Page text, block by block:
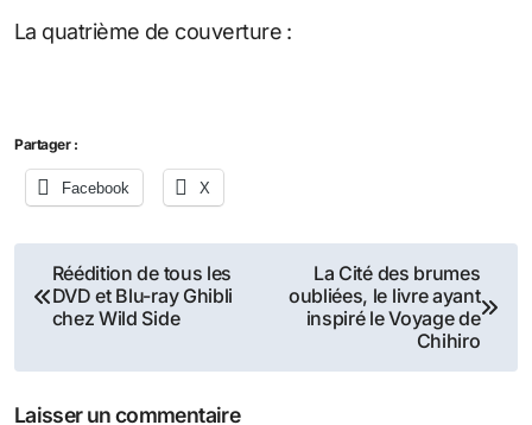
La quatrième de couverture :
Partager :
Facebook X
Navigation
de
l’article
Réédition de tous les
DVD et Blu-ray Ghibli
chez Wild Side
La Cité des brumes
oubliées, le livre ayant
inspiré le Voyage de
Chihiro
Laisser un commentaire